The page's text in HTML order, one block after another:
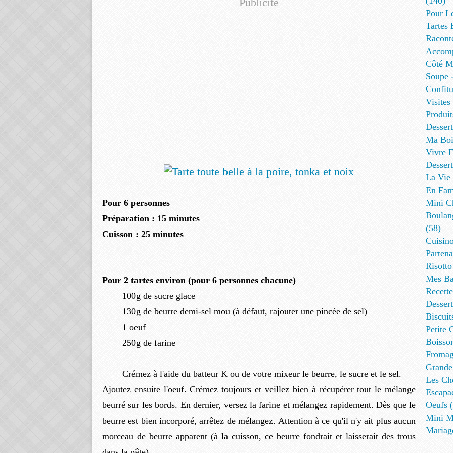
Pour 6 personnes
Préparation : 15 minutes
Cuisson : 25 minutes
Pour 2 tartes environ (pour 6 personnes chacune)
100g de sucre glace
130g de beurre demi-sel mou (à défaut, rajouter une pincée de sel)
1 oeuf
250g de farine
Crémez à l'aide du batteur K ou de votre mixeur le beurre, le sucre et le sel.
Ajoutez ensuite l'oeuf. Crémez toujours et veillez bien à récupérer tout le mélange
beurré sur les bords. En dernier, versez la farine et mélangez rapidement. Dès que le
beurre est bien incorporé, arrêtez de mélangez. Attention à ce qu'il n'y ait plus aucun
morceau de beurre apparent (à la cuisson, ce beurre fondrait et laisserait des trous
Pour
Tartes
Côté
Soupe
Visites
Ma
Vivre
La
En
Mini
(58)
Mes
Petite
Les
Oeufs
Mini